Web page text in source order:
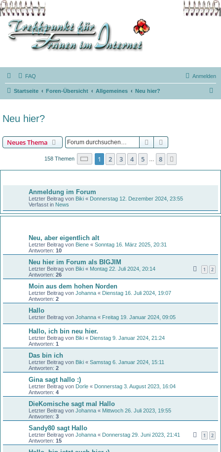
FAQ Anmelden
Startseite Foren-Übersicht Allgemeines Neu hier?
Neu hier?
Neues Thema Suche
158 Themen Seite 1von
1 2 3 4 5 8
Anmeldung im Forum
Letzter Beitrag von Biki « Donnerstag 12. Dezember 2024, 23:55
Verfasst in News
Neu, aber eigentlich alt
Letzter Beitrag von Biene « Sonntag 16. März 2025, 20:31
Antworten: 10
Neu hier im Forum als BIGJIM
Letzter Beitrag von Biki « Montag 22. Juli 2024, 20:14
Antworten: 26
1 2
Moin aus dem hohen Norden
Letzter Beitrag von Johanna « Dienstag 16. Juli 2024, 19:07
Antworten: 2
Hallo
Letzter Beitrag von Johanna « Freitag 19. Januar 2024, 09:05
Hallo, ich bin neu hier.
Letzter Beitrag von Biki « Dienstag 9. Januar 2024, 21:24
Antworten: 1
Das bin ich
Letzter Beitrag von Biki « Samstag 6. Januar 2024, 15:11
Antworten: 2
Gina sagt hallo :)
Letzter Beitrag von Dorle « Donnerstag 3. August 2023, 16:04
Antworten: 4
DieKomische sagt mal Hallo
Letzter Beitrag von Johanna « Mittwoch 26. Juli 2023, 19:55
Antworten: 3
Sandy80 sagt Hallo
Letzter Beitrag von Johanna « Donnerstag 29. Juni 2023, 21:41
Antworten: 15
1 2